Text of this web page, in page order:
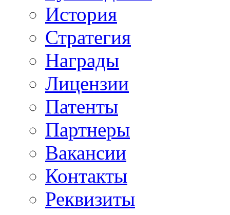
История
Стратегия
Награды
Лицензии
Патенты
Партнеры
Вакансии
Контакты
Реквизиты